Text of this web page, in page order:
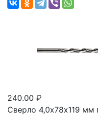
240.00 ₽
Сверло 4,0х78х119 мм